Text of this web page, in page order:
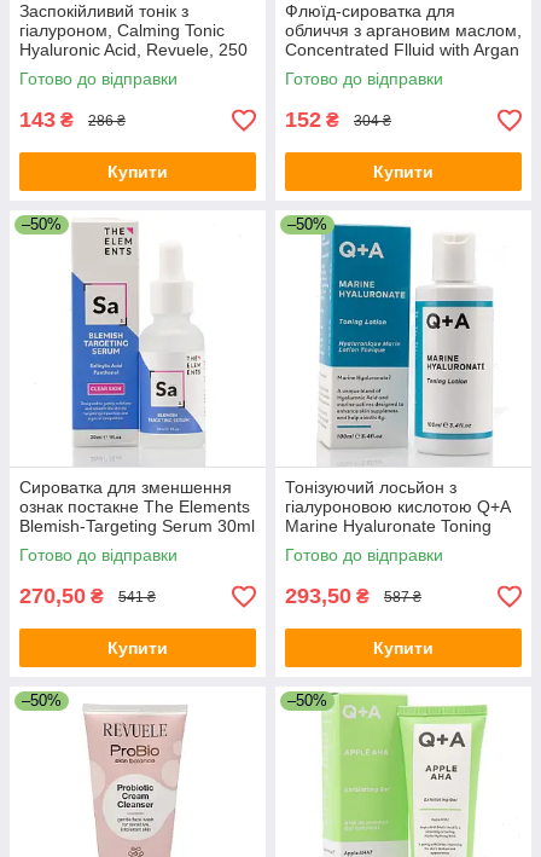
Заспокійливий тонік з
гіалуроном, Calming Tonic
Hyaluronic Acid, Revuele, 250
ml
Готово до відправки
143 ₴ 286 ₴
Купити
Флюїд-сироватка для
обличчя з аргановим маслом,
Concentrated Flluid with Argan
Oil, Revuele, 7*2 ml
Готово до відправки
152 ₴ 304 ₴
Купити
–50%
Сироватка для зменшення
ознак постакне The Elements
Blemish-Targeting Serum 30ml
Готово до відправки
270,50 ₴ 541 ₴
Купити
–50%
Тонізуючий лосьйон з
гіалуроновою кислотою Q+A
Marine Hyaluronate Toning
Lotion 100 ml
Готово до відправки
293,50 ₴ 587 ₴
Купити
–50% –50%